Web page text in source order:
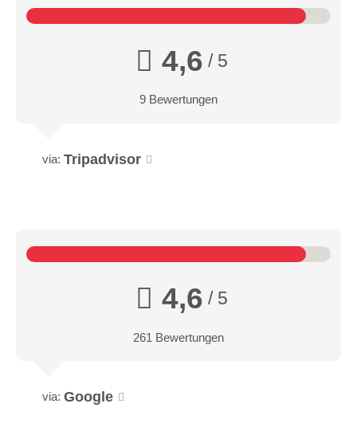
4,6 / 5
9 Bewertungen
via: Tripadvisor
4,6 / 5
261 Bewertungen
via: Google